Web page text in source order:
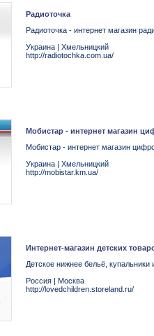
Радиоточка
Радиоточка - интернет магазин
Украина | Хмельницкий
http://radiotochka.com.ua/
Мобистар - интернет магазин
Мобистар - интернет магазин
Украина | Хмельницкий
http://mobistar.km.ua/
Интернет-магазин детских
Детское нижнее бельё,
Россия | Москва
http://lovedchildren.storeland.ru/